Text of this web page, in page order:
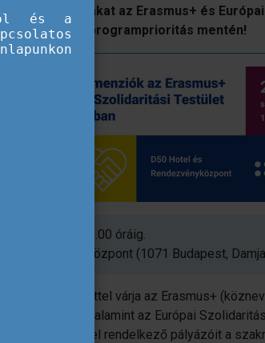
meg jó példákat az Erasmus+ és
a digitális programprioritás mentén!
10.00-16.00 óráig.
és Rendezvényközpont (1071 Budapest,
idén is szeretettel várja az Erasmus+
felsőoktatás), valamint az Európai
és futó projekttel rendelkező pályázóit a
és a